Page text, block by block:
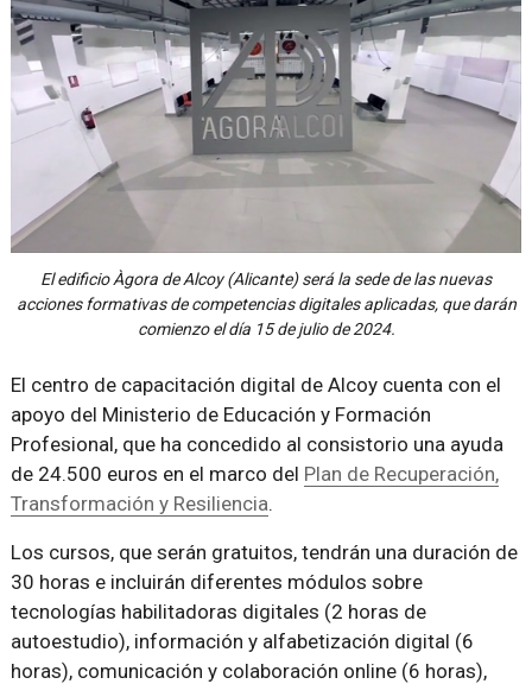
El edificio Àgora de Alcoy (Alicante) será la sede de las nuevas
acciones formativas de competencias digitales aplicadas, que darán
comienzo el día 15 de julio de 2024.
El centro de capacitación digital de Alcoy cuenta con el
apoyo del Ministerio de Educación y Formación
Profesional, que ha concedido al consistorio una ayuda
de 24.500 euros en el marco del Plan de Recuperación,
Transformación y Resiliencia.
Los cursos, que serán gratuitos, tendrán una duración de
30 horas e incluirán diferentes módulos sobre
tecnologías habilitadoras digitales (2 horas de
autoestudio), información y alfabetización digital (6
horas), comunicación y colaboración online (6 horas),